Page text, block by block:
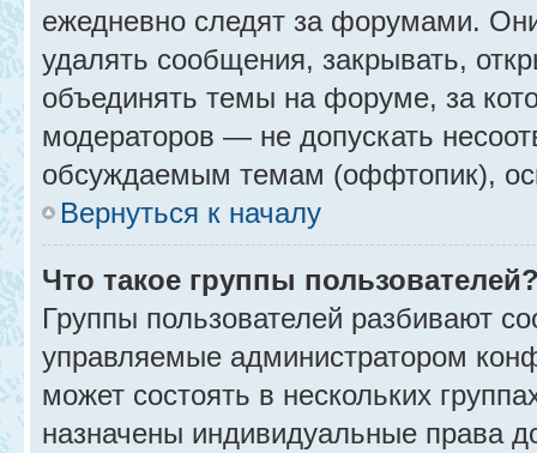
ежедневно следят за форумами.
удалять сообщения, закрывать,
объединять темы на форуме, за
модераторов — не допускать
обсуждаемым темам (оффтопик),
Вернуться к началу
Что такое группы
Группы пользователей разбивают
управляемые администратором
может состоять в нескольких
назначены индивидуальные права